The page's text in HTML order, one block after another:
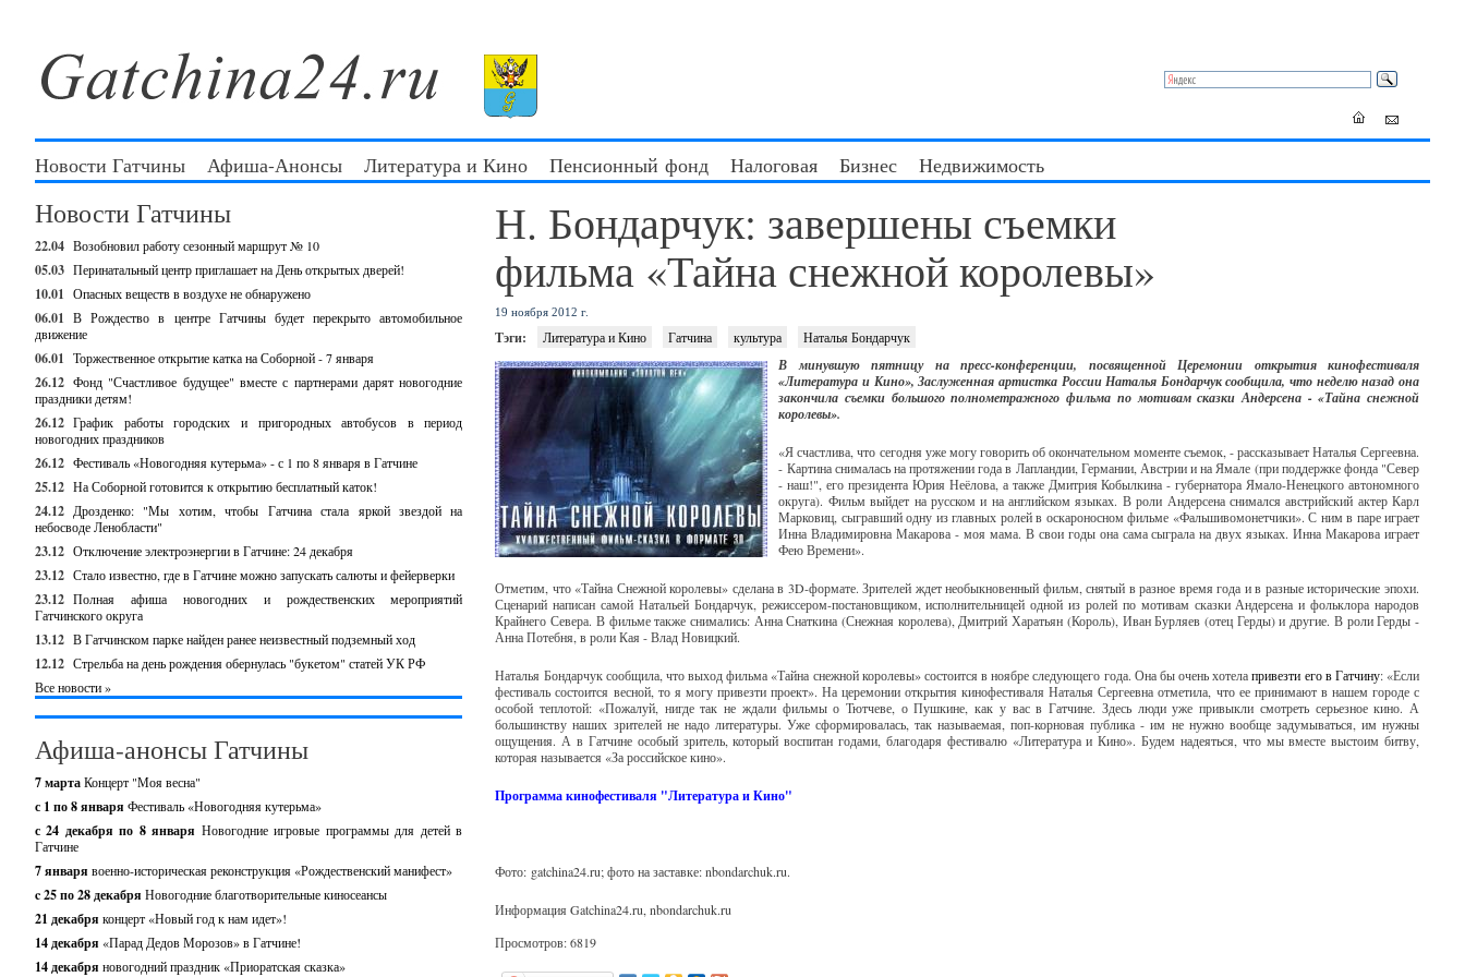
Новости Гатчины Афиша-Анонсы Литература и Кино Пенсионный фонд Налоговая Бизнес Недвижимость
Новости Гатчины
22.04 Возобновил работу сезонный маршрут № 10
05.03 Перинатальный центр приглашает на День открытых дверей!
10.01 Опасных веществ в воздухе не обнаружено
06.01 В Рождество в центре Гатчины будет перекрыто автомобильное
движение
06.01 Торжественное открытие катка на Соборной - 7 января
26.12 Фонд "Счастливое будущее" вместе с партнерами дарят новогодние
праздники детям!
26.12 График работы городских и пригородных автобусов в период
новогодних праздников
26.12 Фестиваль «Новогодняя кутерьма» - с 1 по 8 января в Гатчине
25.12 На Соборной готовится к открытию бесплатный каток!
24.12 Дрозденко: "Мы хотим, чтобы Гатчина стала яркой звездой на
небосводе Ленобласти"
23.12 Отключение электроэнергии в Гатчине: 24 декабря
23.12 Стало известно, где в Гатчине можно запускать салюты и фейерверки
23.12 Полная афиша новогодних и рождественских мероприятий
Гатчинского округа
13.12 В Гатчинском парке найден ранее неизвестный подземный ход
12.12 Стрельба на день рождения обернулась "букетом" статей УК РФ
Все новости »
Афиша-анонсы Гатчины
7 мартаКонцерт "Моя весна"
с 1 по 8 января Фестиваль «Новогодняя кутерьма»
с 24 декабря по 8 января Новогодние игровые программы для детей в
Гатчине
7 января военно-историческая реконструкция «Рождественский манифест»
c 25 по 28 декабря Новогодние благотворительные киносеансы
21 декабря концерт «Новый год к нам идет»!
14 декабря «Парад Дедов Морозов» в Гатчине!
14 декабря новогодний праздник «Приоратская сказка»
Н. Бондарчук: завершены съемки
фильма «Тайна снежной королевы»
19 ноября 2012 г.
Тэги: Литература и Кино Гатчина культура Наталья Бондарчук
В минувшую пятницу на пресс-конференции, посвященной Церемонии открытия кинофестиваля
«Литература и Кино», Заслуженная артистка России Наталья Бондарчук сообщила, что неделю назад она
закончила съемки большого полнометражного фильма по мотивам сказки Андерсена - «Тайна снежной
королевы».
«Я счастлива, что сегодня уже могу говорить об окончательном моменте съемок, - рассказывает Наталья Сергеевна.
- Картина снималась на протяжении года в Лапландии, Германии, Австрии и на Ямале (при поддержке фонда "Север
- наш!", его президента Юрия Неёлова, а также Дмитрия Кобылкина - губернатора Ямало-Ненецкого автономного
округа). Фильм выйдет на русском и на английском языках. В роли Андерсена снимался австрийский актер Карл
Марковиц, сыгравший одну из главных ролей в оскароносном фильме «Фальшивомонетчики». С ним в паре играет
Инна Владимировна Макарова - моя мама. В свои годы она сама сыграла на двух языках. Инна Макарова играет
Фею Времени».
Отметим, что «Тайна Снежной королевы» сделана в 3D-формате. Зрителей ждет необыкновенный фильм, снятый в разное время года и в разные исторические эпохи.
Сценарий написан самой Натальей Бондарчук, режиссером-постановщиком, исполнительницей одной из ролей по мотивам сказки Андерсена и фольклора народов
Крайнего Севера. В фильме также снимались: Анна Снаткина (Снежная королева), Дмитрий Харатьян (Король), Иван Бурляев (отец Герды) и другие. В роли Герды -
Анна Потебня, в роли Кая - Влад Новицкий.
Наталья Бондарчук сообщила, что выход фильма «Тайна снежной королевы» состоится в ноябре следующего года. Она бы очень хотелапривезти его в Гатчину: «Если
фестиваль состоится весной, то я могу привезти проект». На церемонии открытия кинофестиваля Наталья Сергеевна отметила, что ее принимают в нашем городе с
особой теплотой: «Пожалуй, нигде так не ждали фильмы о Тютчеве, о Пушкине, как у вас в Гатчине. Здесь люди уже привыкли смотреть серьезное кино. А
большинству наших зрителей не надо литературы. Уже сформировалась, так называемая, поп-корновая публика - им не нужно вообще задумываться, им нужны
ощущения. А в Гатчине особый зритель, который воспитан годами, благодаря фестивалю «Литература и Кино». Будем надеяться, что мы вместе выстоим битву,
которая называется «За российское кино».
Программа кинофестиваля "Литература и Кино"
Фото: gatchina24.ru; фото на заставке: nbondarchuk.ru.
Информация Gatchina24.ru, nbondarchuk.ru
Просмотров: 6819